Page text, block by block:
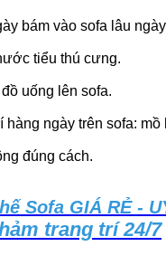
bám vào sofa lâu
tiểu thú cưng.
uống lên sofa.
hàng ngày trên sofa:
đúng cách.
Sofa GIÁ RẺ -
trang trí 24/7